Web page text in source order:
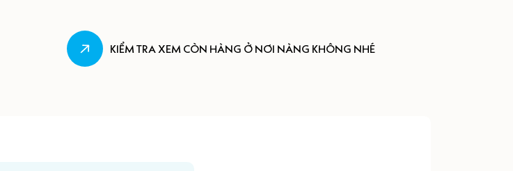
KIỂM TRA XEM CÒN HÀNG Ở NƠI NÀNG KHÔNG NHÉ